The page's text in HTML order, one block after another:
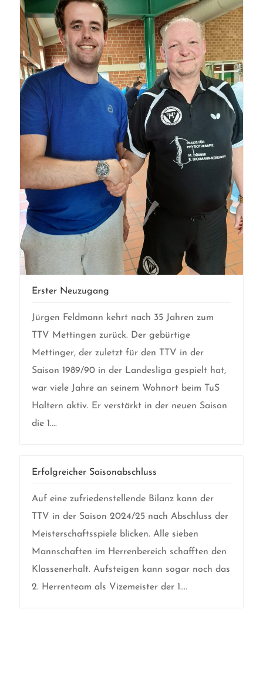
Erster Neuzugang
Jürgen Feldmann kehrt nach 35 Jahren zum
TTV Mettingen zurück. Der gebürtige
Mettinger, der zuletzt für den TTV in der
Saison 1989/90 in der Landesliga gespielt hat,
war viele Jahre an seinem Wohnort beim TuS
Haltern aktiv. Er verstärkt in der neuen Saison
die 1....
Erfolgreicher Saisonabschluss
Auf eine zufriedenstellende Bilanz kann der
TTV in der Saison 2024/25 nach Abschluss der
Meisterschaftsspiele blicken. Alle sieben
Mannschaften im Herrenbereich schafften den
Klassenerhalt. Aufsteigen kann sogar noch das
2. Herrenteam als Vizemeister der 1....